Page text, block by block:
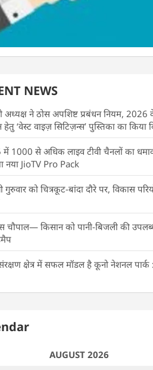
NEWS
अध्यक्ष ने ठोस अपशिष्ट प्रबंधन नियम, 2026
हेतु ‘वेस्ट वाइज़ सिटिज़न्स’ पुस्तिका का किया
में 1000 से अधिक लाइव टीवी चैनलों का
नया JioTV Pro Pack
गुरुवार को चित्रकूट-बांदा दौरे पर, विकास
चौपाल— किसान को पानी-बिजली की
क्षेत्र में सफल मॉडल है कूनो नेशनल पार्क
AUGUST 2026